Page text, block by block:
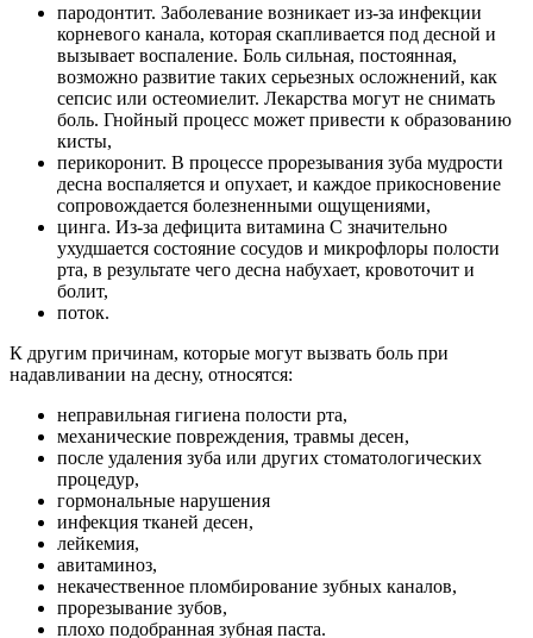
пародонтит. Заболевание возникает из-за инфекции
корневого канала, которая скапливается под десной и
вызывает воспаление. Боль сильная, постоянная,
возможно развитие таких серьезных осложнений, как
сепсис или остеомиелит. Лекарства могут не снимать
боль. Гнойный процесс может привести к образованию
кисты,
перикоронит. В процессе прорезывания зуба мудрости
десна воспаляется и опухает, и каждое прикосновение
сопровождается болезненными ощущениями,
цинга. Из-за дефицита витамина С значительно
ухудшается состояние сосудов и микрофлоры полости
рта, в результате чего десна набухает, кровоточит и
болит,
поток.
К другим причинам, которые могут вызвать боль при
надавливании на десну, относятся:
неправильная гигиена полости рта,
механические повреждения, травмы десен,
после удаления зуба или других стоматологических
процедур,
гормональные нарушения
инфекция тканей десен,
лейкемия,
авитаминоз,
некачественное пломбирование зубных каналов,
прорезывание зубов,
плохо подобранная зубная паста.